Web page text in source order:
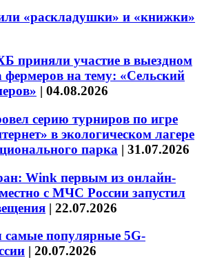
«раскладушки» и «книжки»
приняли участие в выездном
фермеров на тему: «Сельский
| 04.08.2026
серию турниров по игре
в экологическом лагере
парка | 31.07.2026
Wink первым из онлайн-
с МЧС России запустил
| 22.07.2026
популярные 5G-
| 20.07.2026